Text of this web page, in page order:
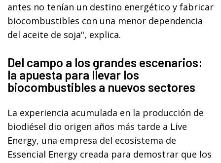
antes no tenían un destino energético y fabricar
biocombustibles con una menor dependencia
del aceite de soja", explica.
Del campo a los grandes escenarios:
la apuesta para llevar los
biocombustibles a nuevos sectores
La experiencia acumulada en la producción de
biodiésel dio origen años más tarde a Live
Energy, una empresa del ecosistema de
Essencial Energy creada para demostrar que los